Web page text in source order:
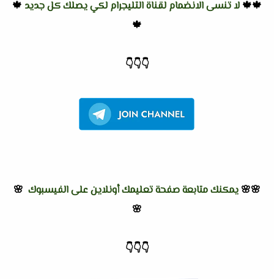
🍁🍁 لا تنسى الانضمام لقناة التليجرام لكي يصلك كل جديد 🍁
🍁
👇
👇
👇
🌸🌸 يمكنك متابعة صفحة تعليمك أونلاين على الفيسبوك 🌸
🌸
👇
👇
👇